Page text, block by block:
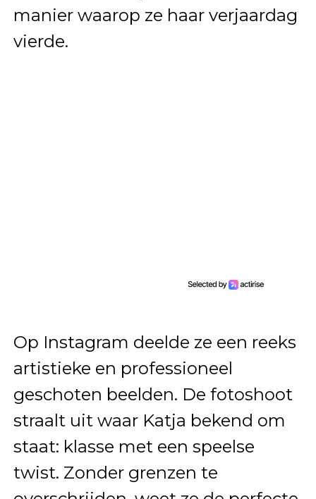
manier waarop ze haar verjaardag
vierde.
Op Instagram deelde ze een reeks
artistieke en professioneel
geschoten beelden. De fotoshoot
straalt uit waar Katja bekend om
staat: klasse met een speelse
twist. Zonder grenzen te